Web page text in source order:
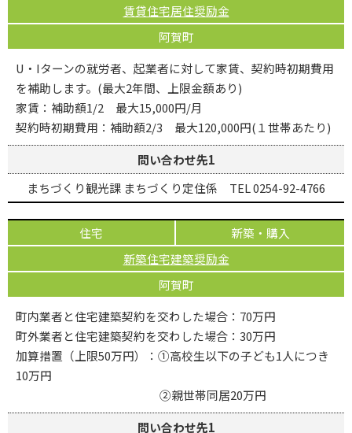
賃貸住宅居住奨励金
阿賀町
U・Iターンの就労者、起業者に対して家賃、契約時初期費用
を補助します。(最大2年間、上限金額あり)
家賃：補助額1/2 最大15,000円/月
契約時初期費用：補助額2/3 最大120,000円(１世帯あたり)
問い合わせ先1
まちづくり観光課 まちづくり定住係 TEL 0254-92-4766
住宅
新築・購入
新築住宅建築奨励金
阿賀町
町内業者と住宅建築契約を交わした場合：70万円
町外業者と住宅建築契約を交わした場合：30万円
加算措置（上限50万円）：①高校生以下の子ども1人につき
10万円
②親世帯同居20万円
問い合わせ先1